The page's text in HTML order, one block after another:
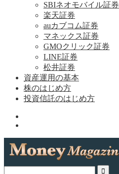
SBIネオモバイル証券
楽天証券
auカブコム証券
マネックス証券
GMOクリック証券
LINE証券
松井証券
資産運用の基本
株のはじめ方
投資信託のはじめ方